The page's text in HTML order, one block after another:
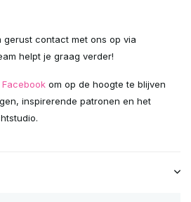
gerust contact met ons op via
helpt je graag verder!
Facebook om op de hoogte te blijven
inspirerende patronen en het